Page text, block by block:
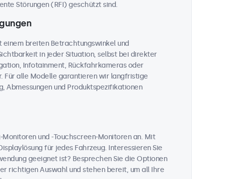
Störungen (RFI) geschützt sind.
breiten Betrachtungswinkel und
in jeder Situation, selbst bei direkter
Infotainment, Rückfahrkameras oder
Für alle Modelle garantieren wir langfristige
Abmessungen und Produktspezifikationen
und -Touchscreen-Monitoren an. Mit
für jedes Fahrzeug. Interessieren Sie
geeignet ist? Besprechen Sie die Optionen
richtigen Auswahl und stehen bereit, um all Ihre